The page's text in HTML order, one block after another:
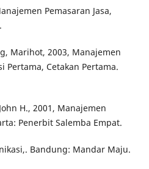
Pemasaran Jasa,
Marihot, 2003, Manajemen
Pertama, Cetakan Pertama.
H., 2001, Manajemen
Penerbit Salemba Empat.
Bandung: Mandar Maju.